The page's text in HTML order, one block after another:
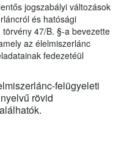
jogszabályi változások
és hatósági
47/B. §-a bevezette
az élelmiszerlánc
fedezetéül
felügyeleti
rövid